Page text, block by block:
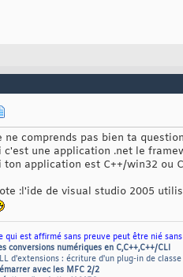
ne comprends pas bien ta
c'est une application .net le
ton application est C++/win32 ou
:l'ide de visual studio 2005
qui est affirmé sans preuve peut être nié
conversions numériques en C,C++,C++/CLI
d'extensions : écriture d'un plug-in de classe
avec les MFC 2/2